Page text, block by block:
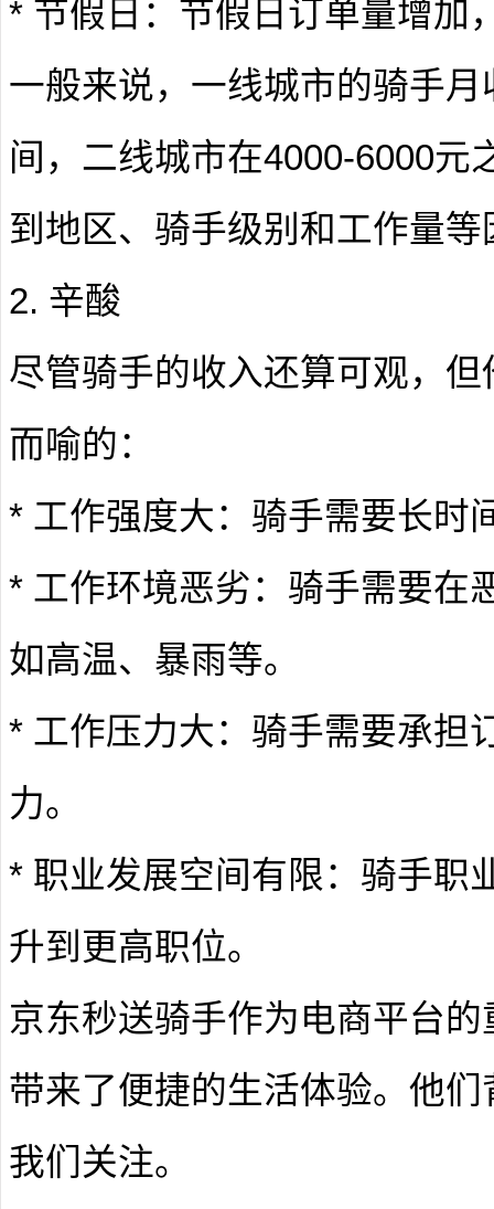
* 节假日：节假日订单量增加
一般来说，一线城市的骑手
间，二线城市在4000-6000元
到地区、骑手级别和工作量
2. 辛酸
尽管骑手的收入还算可观，
而喻的：
* 工作强度大：骑手需要长时
* 工作环境恶劣：骑手需要在
如高温、暴雨等。
* 工作压力大：骑手需要承担
力。
* 职业发展空间有限：骑手职
升到更高职位。
京东秒送骑手作为电商平台
带来了便捷的生活体验。他
我们关注。